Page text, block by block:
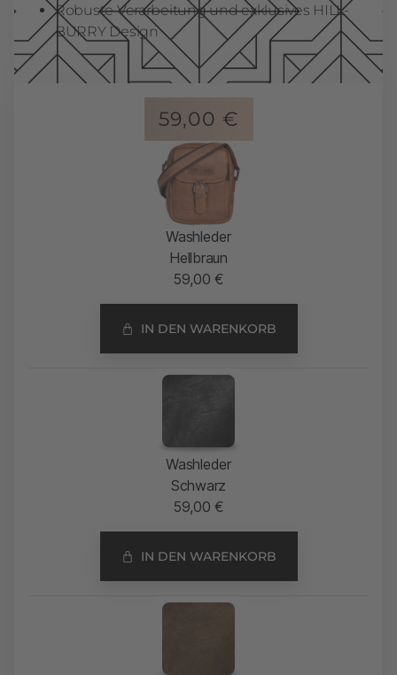
Robuste Verarbeitung und exklusives HILL-
BURRY Design
59,00 €
Washleder
Hellbraun
59,00€
IN DEN WARENKORB
Washleder
Schwarz
59,00€
IN DEN WARENKORB